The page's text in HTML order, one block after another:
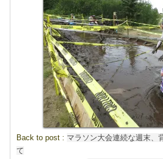
Back to post : マラソン大会連続な週末、
て